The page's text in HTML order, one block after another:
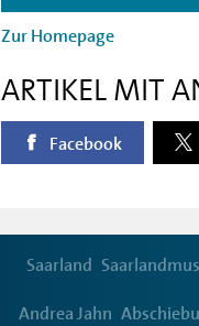
Zur Homepage
ARTIKEL MIT
Facebook
Saarland
Andrea Jahn